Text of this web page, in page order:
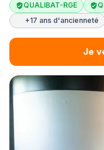
QUALIBAT-RGE
+17 ans d'ancienneté
Je